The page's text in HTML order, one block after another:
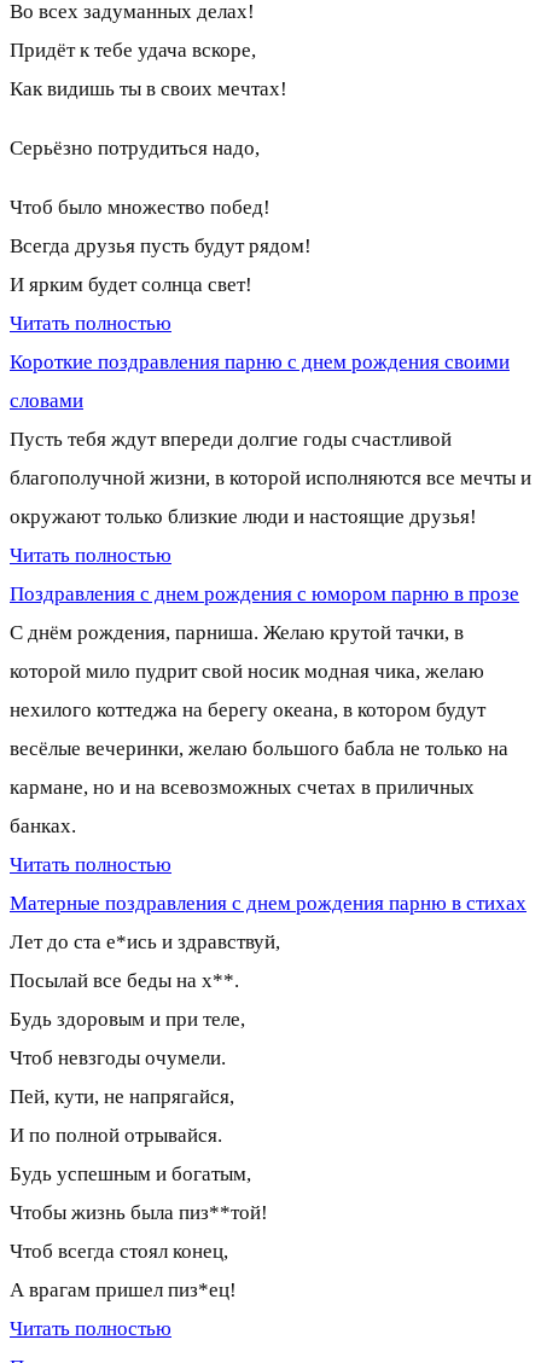
Во всех задуманных делах!
Придёт к тебе удача вскоре,
Как видишь ты в своих мечтах!
Серьёзно потрудиться надо,
Чтоб было множество побед!
Всегда друзья пусть будут рядом!
И ярким будет солнца свет!
Читать полностью
Короткие поздравления парню с днем рождения своими
словами
Пусть тебя ждут впереди долгие годы счастливой
благополучной жизни, в которой исполняются все мечты и
окружают только близкие люди и настоящие друзья!
Читать полностью
Поздравления с днем рождения с юмором парню в прозе
С днём рождения, парниша. Желаю крутой тачки, в
которой мило пудрит свой носик модная чика, желаю
нехилого коттеджа на берегу океана, в котором будут
весёлые вечеринки, желаю большого бабла не только на
кармане, но и на всевозможных счетах в приличных
банках.
Читать полностью
Матерные поздравления с днем рождения парню в стихах
Лет до ста е*ись и здравствуй,
Посылай все беды на х**.
Будь здоровым и при теле,
Чтоб невзгоды очумели.
Пей, кути, не напрягайся,
И по полной отрывайся.
Будь успешным и богатым,
Чтобы жизнь была пиз**той!
Чтоб всегда стоял конец,
А врагам пришел пиз*ец!
Читать полностью